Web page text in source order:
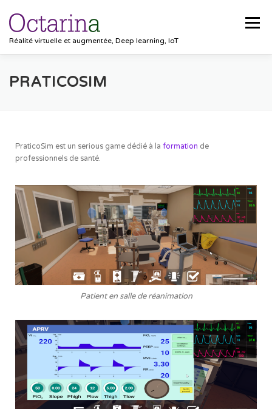
Réalité virtuelle et augmentée, Deep learning, IoT
Menu
ACCUEIL PROJETS
PRATICOSIM
PraticoSim est un serious game dédié à la formation de
professionnels de santé.
Patient en salle de réanimation